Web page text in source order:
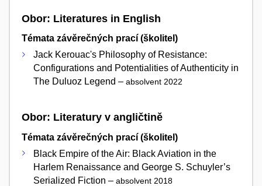
Obor: Literatures in English
Témata závěrečných prací (školitel)
Jack Kerouac's Philosophy of Resistance:
Configurations and Potentialities of Authenticity in
The Duluoz Legend – absolvent 2022
Obor: Literatury v angličtině
Témata závěrečných prací (školitel)
Black Empire of the Air: Black Aviation in the
Harlem Renaissance and George S. Schuyler’s
Serialized Fiction – absolvent 2018